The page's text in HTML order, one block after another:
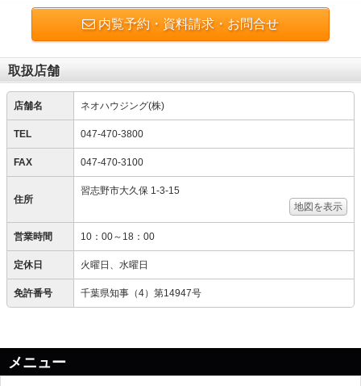
内覧予約・資料請求・お問合せ
取扱店舗
店舗名 ネオハウジング(株)
TEL 047-470-3800
FAX 047-470-3100
住所
習志野市大久保 1-3-15
地図を表示
営業時間 10：00～18：00
定休日 火曜日、水曜日
免許番号 千葉県知事（4）第14947号
メニュー